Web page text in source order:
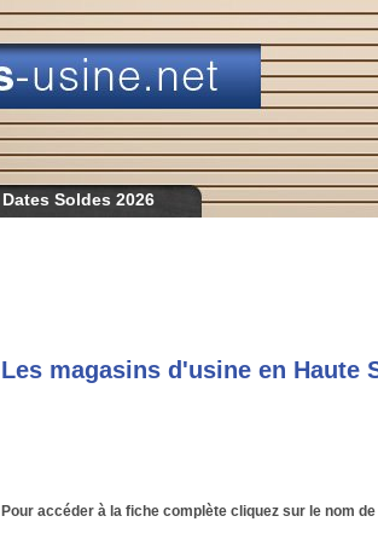
Dates Soldes 2026
Les magasins d'usine en Haute
Pour accéder à la fiche complète cliquez sur le nom